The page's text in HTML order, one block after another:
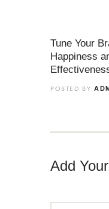
Tune Your
Happiness
POSTED BY
Add